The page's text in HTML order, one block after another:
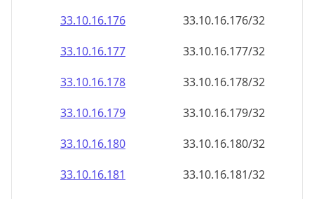
33.10.16.185
33.10.16.185/32
33.10.16.186
33.10.16.186/32
33.10.16.187
33.10.16.187/32
33.10.16.188
33.10.16.188/32
33.10.16.189
33.10.16.189/32
33.10.16.190
33.10.16.190/32